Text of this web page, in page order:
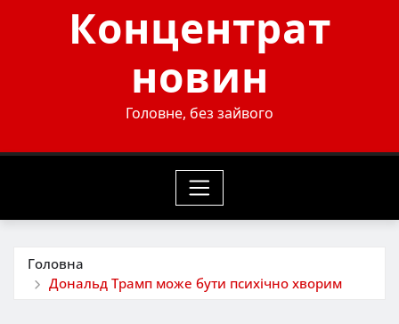
Концентрат
новин
Головне, без зайвого
Головна
Дональд Трамп може бути психічно хворим